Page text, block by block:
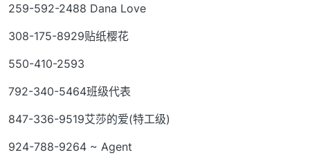
259-592-2488 Dana Love
308-175-8929贴纸樱花
550-410-2593
792-340-5464班级代表
847-336-9519艾莎的爱(特工级)
924-788-9264 ~ Agent